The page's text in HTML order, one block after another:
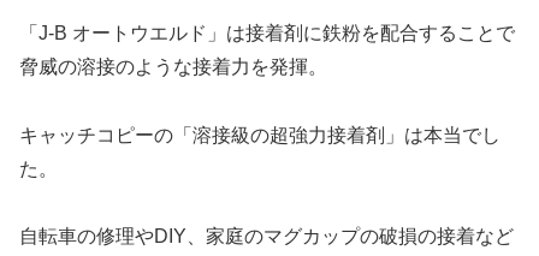
「J-B オートウエルド」は接着剤に鉄粉を配合することで
脅威の溶接のような接着力を発揮。
キャッチコピーの「溶接級の超強力接着剤」は本当でし
た。
自転車の修理やDIY、家庭のマグカップの破損の接着など